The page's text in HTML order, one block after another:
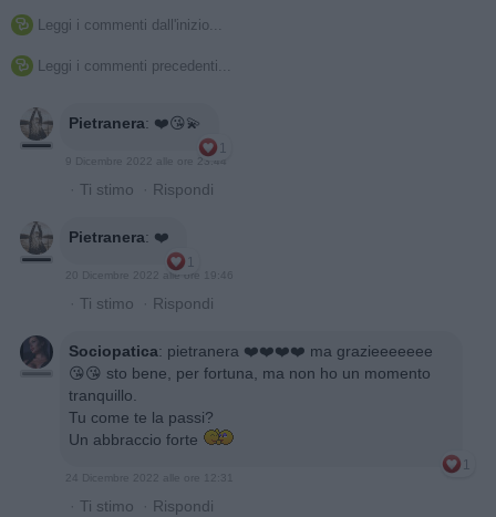
 Leggi i commenti dall'inizio...
 Leggi i commenti precedenti...
Pietranera: ❤️😘💫
1
9 Dicembre 2022 alle ore 23:44
· Ti stimo · Rispondi
Pietranera: ❤️
1
20 Dicembre 2022 alle ore 19:46
· Ti stimo · Rispondi
Sociopatica: pietranera ❤️❤️❤️❤️ ma grazieeeeeee
😘😘 sto bene, per fortuna, ma non ho un momento
tranquillo.
Tu come te la passi?
Un abbraccio forte
1
24 Dicembre 2022 alle ore 12:31
· Ti stimo · Rispondi